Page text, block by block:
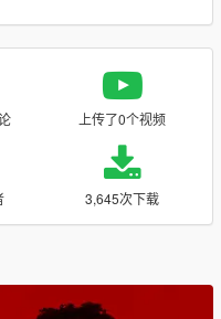
上传了0个视频
3,645次下载